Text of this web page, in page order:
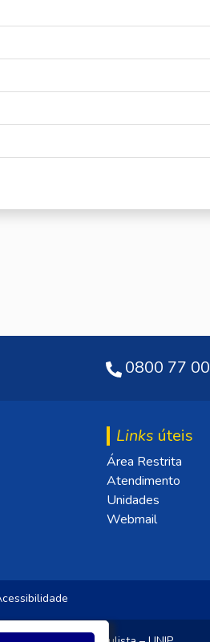
0800 77
Links úteis
Área Restrita
Atendimento
Unidades
Webmail